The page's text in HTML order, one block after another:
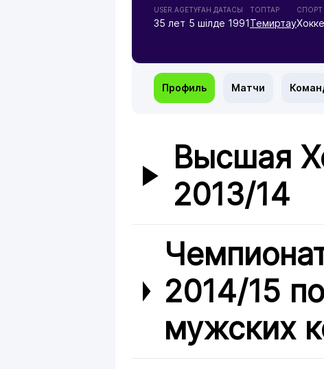
USER.AGE
35 лет
ТУҒАН ДАТАСЫ
5 шілде 1991
ТОПТАР
Темиртау
СПОРТ
Профиль Матчи
Высшая
2013/14
2014/15
мужских